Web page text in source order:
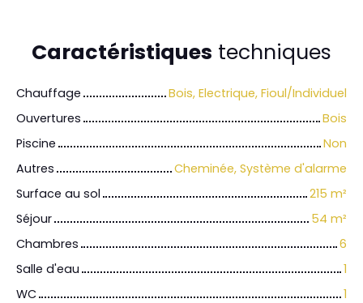
Caractéristiques techniques
Chauffage
Bois, Electrique, Fioul/Individuel
Ouvertures
Bois
Piscine
Non
Autres
Cheminée, Système d'alarme
Surface au sol
215 m²
Séjour
54 m²
Chambres
6
Salle d'eau
1
WC
1